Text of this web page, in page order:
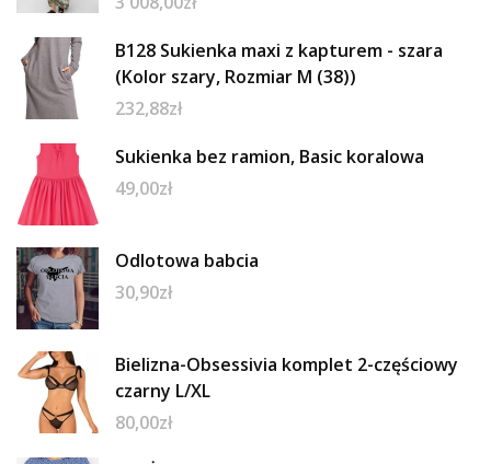
B128 Sukienka maxi z kapturem - szara
(Kolor szary, Rozmiar M (38))
232,88zł
Sukienka bez ramion, Basic koralowa
49,00zł
Odlotowa babcia
30,90zł
Bielizna-Obsessivia komplet 2-częściowy
czarny L/XL
80,00zł